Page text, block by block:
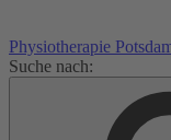
Physiotherapie
Suche nach: